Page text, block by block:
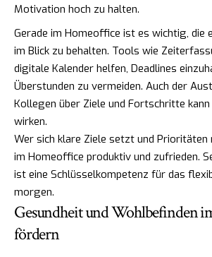
Motivation hoch zu halten.
Gerade im Homeoffice ist es wichtig, die
im Blick zu behalten. Tools wie
digitale Kalender helfen, Deadlines
Überstunden zu vermeiden. Auch der
Kollegen über Ziele und Fortschritte
wirken.
Wer sich klare Ziele setzt und
im Homeoffice produktiv und zufrieden.
ist eine Schlüsselkompetenz für das
morgen.
Gesundheit und Wohlbefinden
fördern